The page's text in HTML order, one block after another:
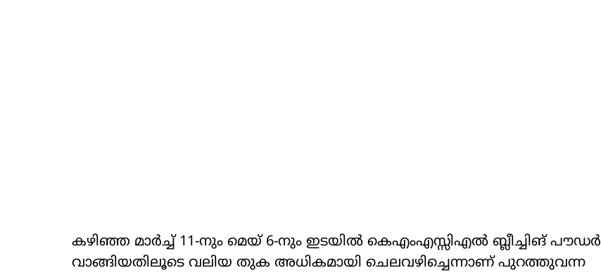
കഴിഞ്ഞ മാർച്ച് 11-നും മെയ് 6-നും ഇടയിൽ കെഎംഎസ്സിഎൽ ബ്ലീച്ചിങ് പൗഡർ
വാങ്ങിയതിലൂടെ വലിയ തുക അധികമായി ചെലവഴിച്ചെന്നാണ് പുറത്തുവന്ന